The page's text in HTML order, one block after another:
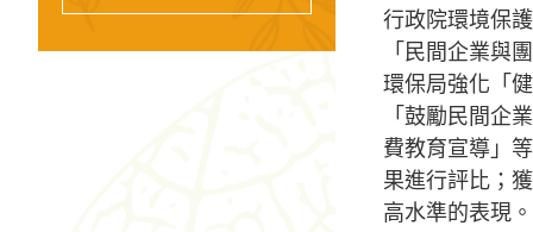
行政院環境保
「民間企業與
環保局強化「
「鼓勵民間企
費教育宣導」
果進行評比；
高水準的表現。